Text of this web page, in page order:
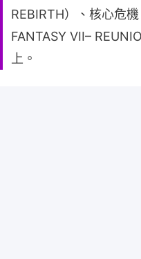
REBIRTH）、核心危
FANTASY VII–
上。